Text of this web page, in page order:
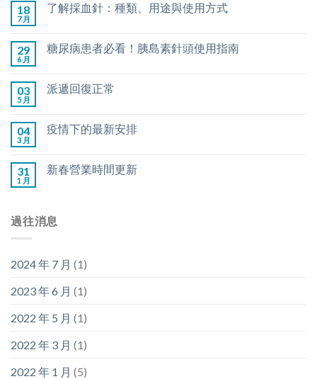
18
7 月
了解採血針：種類、用途與使用方式
29
6 月
糖尿病患者必看！胰島素針頭使用指南
03
5 月
派遞回復正常
04
3 月
疫情下的最新安排
31
1 月
新春營業時間更新
過往消息
2024 年 7 月 (1)
2023 年 6 月 (1)
2022 年 5 月 (1)
2022 年 3 月 (1)
2022 年 1 月 (5)